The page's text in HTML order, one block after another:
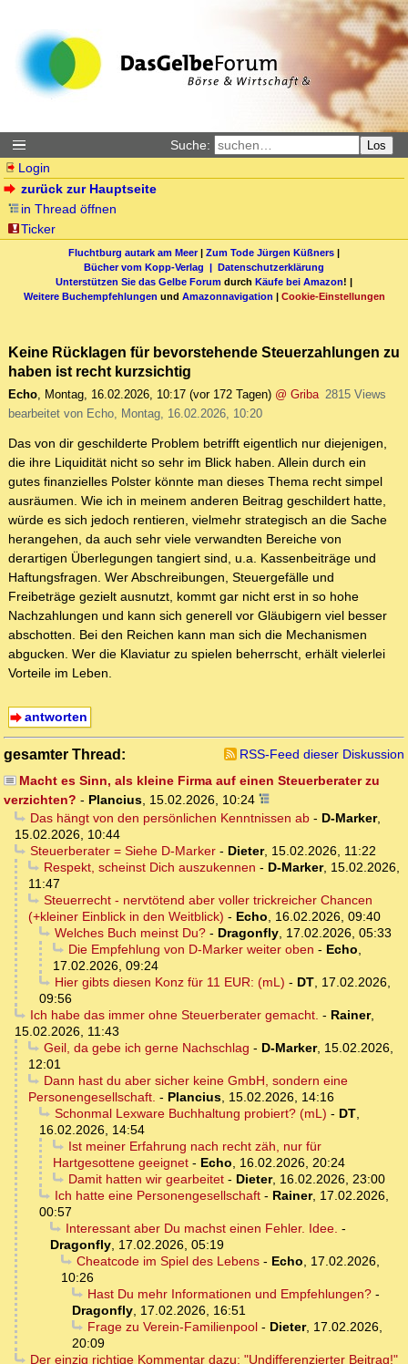
Suche: Los
Login
zurück zur Hauptseite
in Thread öffnen
Ticker
Fluchtburg autark am Meer| Zum Tode Jürgen Küßners |
Bücher vom Kopp-Verlag | Datenschutzerklärung
Unterstützen Sie das Gelbe Forum durch Käufe bei Amazon! |
Weitere Buchempfehlungen und Amazonnavigation | Cookie-Einstellungen
Keine Rücklagen für bevorstehende Steuerzahlungen zu
haben ist recht kurzsichtig
Echo, Montag, 16.02.2026, 10:17 (vor 172 Tagen) @ Griba 2815 Views
bearbeitet von Echo, Montag, 16.02.2026, 10:20
Das von dir geschilderte Problem betrifft eigentlich nur diejenigen,
die ihre Liquidität nicht so sehr im Blick haben. Allein durch ein
gutes finanzielles Polster könnte man dieses Thema recht simpel
ausräumen. Wie ich in meinem anderen Beitrag geschildert hatte,
würde es sich jedoch rentieren, vielmehr strategisch an die Sache
herangehen, da auch sehr viele verwandten Bereiche von
derartigen Überlegungen tangiert sind, u.a. Kassenbeiträge und
Haftungsfragen. Wer Abschreibungen, Steuergefälle und
Freibeträge gezielt ausnutzt, kommt gar nicht erst in so hohe
Nachzahlungen und kann sich generell vor Gläubigern viel besser
abschotten. Bei den Reichen kann man sich die Mechanismen
abgucken. Wer die Klaviatur zu spielen beherrscht, erhält vielerlei
Vorteile im Leben.
antworten
gesamter Thread:
RSS-Feed dieser Diskussion
Macht es Sinn, als kleine Firma auf einen Steuerberater zu
verzichten? - Plancius, 15.02.2026, 10:24
Das hängt von den persönlichen Kenntnissen ab- D-Marker,
15.02.2026, 10:44
Steuerberater = Siehe D-Marker- Dieter, 15.02.2026, 11:22
Respekt, scheinst Dich auszukennen - D-Marker, 15.02.2026,
11:47
Steuerrecht - nervtötend aber voller trickreicher Chancen
(+kleiner Einblick in den Weitblick) - Echo, 16.02.2026, 09:40
Welches Buch meinst Du?- Dragonfly, 17.02.2026, 05:33
Die Empfehlung von D-Marker weiter oben - Echo,
17.02.2026, 09:24
Hier gibts diesen Konz für 11 EUR: (mL) - DT, 17.02.2026,
09:56
Ich habe das immer ohne Steuerberater gemacht. - Rainer,
15.02.2026, 11:43
Geil, da gebe ich gerne Nachschlag - D-Marker, 15.02.2026,
12:01
Dann hast du aber sicher keine GmbH, sondern eine
Personengesellschaft. - Plancius, 15.02.2026, 14:16
Schonmal Lexware Buchhaltung probiert? (mL) - DT,
16.02.2026, 14:54
Ist meiner Erfahrung nach recht zäh, nur für
Hartgesottene geeignet - Echo, 16.02.2026, 20:24
Damit hatten wir gearbeitet- Dieter, 16.02.2026, 23:00
Ich hatte eine Personengesellschaft- Rainer, 17.02.2026,
00:57
Interessant aber Du machst einen Fehler. Idee. -
Dragonfly, 17.02.2026, 05:19
Cheatcode im Spiel des Lebens- Echo, 17.02.2026,
10:26
Hast Du mehr Informationen und Empfehlungen?-
Dragonfly, 17.02.2026, 16:51
Frage zu Verein-Familienpool- Dieter, 17.02.2026,
20:09
Der einzig richtige Kommentar dazu: "Undifferenzierter Beitrag!"